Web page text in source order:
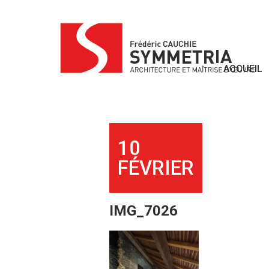
ACCUEIL
10
FÉVRIER
IMG_7026